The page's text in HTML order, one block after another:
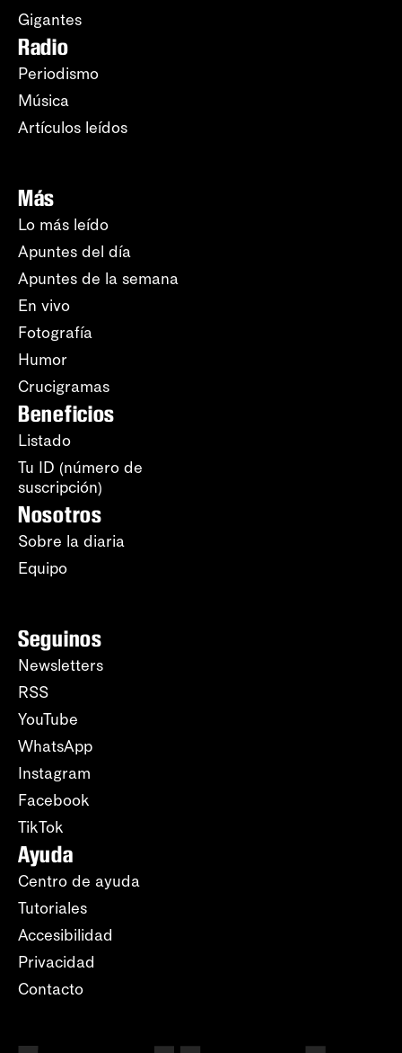
Gigantes
Radio
Periodismo
Música
Artículos leídos
Más
Lo más leído
Apuntes del día
Apuntes de la semana
En vivo
Fotografía
Humor
Crucigramas
Beneficios
Listado
Tu ID (número de
suscripción)
Nosotros
Sobre la diaria
Equipo
Seguinos
Newsletters
RSS
YouTube
WhatsApp
Instagram
Facebook
TikTok
Ayuda
Centro de ayuda
Tutoriales
Accesibilidad
Privacidad
Contacto